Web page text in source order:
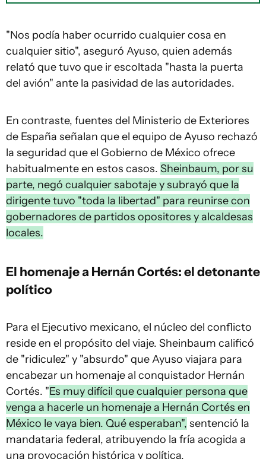
"Nos podía haber ocurrido cualquier cosa en
cualquier sitio", aseguró Ayuso, quien además
relató que tuvo que ir escoltada "hasta la puerta
del avión" ante la pasividad de las autoridades.
En contraste, fuentes del Ministerio de Exteriores
de España señalan que el equipo de Ayuso rechazó
la seguridad que el Gobierno de México ofrece
habitualmente en estos casos. Sheinbaum, por su
parte, negó cualquier sabotaje y subrayó que la
dirigente tuvo "toda la libertad" para reunirse con
gobernadores de partidos opositores y alcaldesas
locales.
El homenaje a Hernán Cortés: el detonante
político
Para el Ejecutivo mexicano, el núcleo del conflicto
reside en el propósito del viaje. Sheinbaum calificó
de "ridiculez" y "absurdo" que Ayuso viajara para
encabezar un homenaje al conquistador Hernán
Cortés. "Es muy difícil que cualquier persona que
venga a hacerle un homenaje a Hernán Cortés en
México le vaya bien. Qué esperaban", sentenció la
mandataria federal, atribuyendo la fría acogida a
una provocación histórica y política.